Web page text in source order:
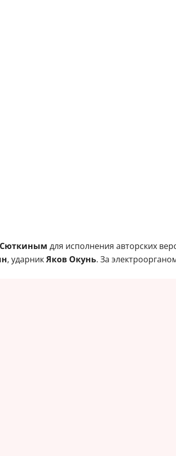
для исполнения авторских
, ударникЯков Окунь. За